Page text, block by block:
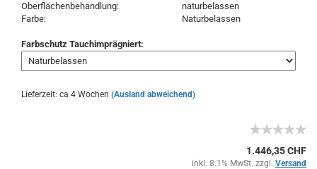
Oberflächenbehandlung:
naturbelassen
Farbe:
Naturbelassen
Farbschutz Tauchimprägniert:
Lieferzeit: ca 4 Wochen (Ausland abweichend)
1.446,35 CHF
inkl. 8.1% MwSt. zzgl. Versand